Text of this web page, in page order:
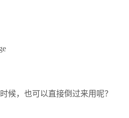
候，也可以直接倒过来用呢？